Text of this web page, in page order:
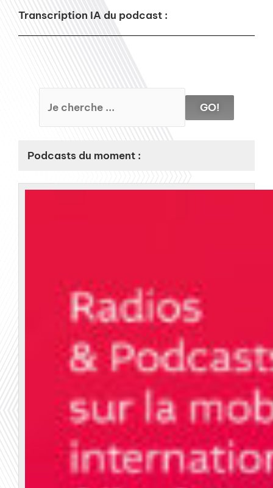
Transcription IA du podcast :
GO!
Podcasts du moment :